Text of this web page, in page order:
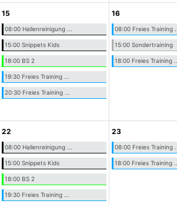
15
08:00 Hallenreinigung ...
15:00 Snippets Kids
18:00 BS 2
19:30 Freies Training ...
20:30 Freies Training ...
16
08:00 Freies Training ...
15:00 Sondertraining
18:00 Freies Training ...
22
08:00 Hallenreinigung ...
15:00 Snippets Kids
18:00 BS 2
19:30 Freies Training ...
23
08:00 Freies Training ...
18:00 Freies Training ...